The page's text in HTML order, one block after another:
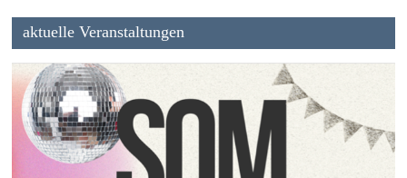
aktuelle Veranstaltungen